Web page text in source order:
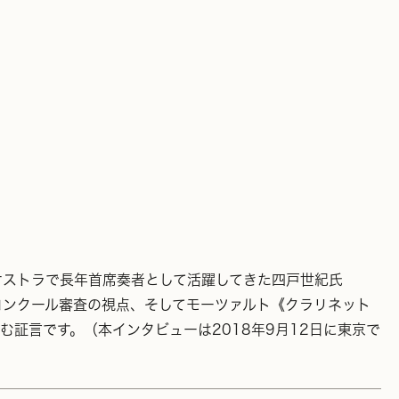
トラで長年首席奏者として活躍してきた四戸世紀氏
ール審査の視点、そしてモーツァルト《クラリネット
証言です。（本インタビューは2018年9月12日に東京で